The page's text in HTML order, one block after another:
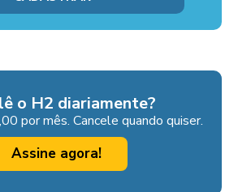
o H2 diariamente?
por mês. Cancele quando quiser.
Assine agora!